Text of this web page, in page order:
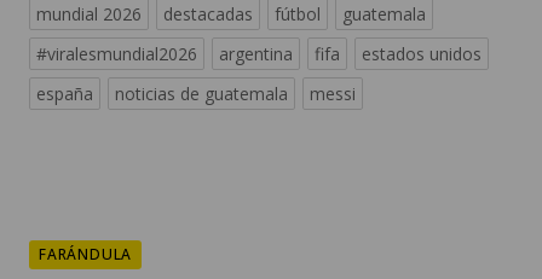
mundial 2026 destacadas fútbol
guatemala
#viralesmundial2026
argentina fifa
estados unidos
españa
noticias de guatemala messi
FARÁNDULA